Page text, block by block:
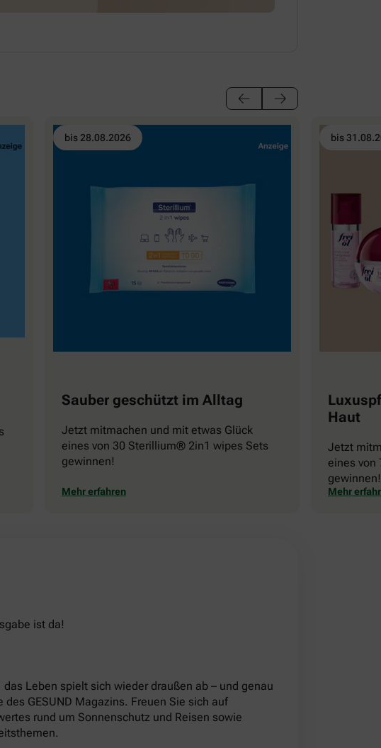
bis 28.08.2026
Sauber geschützt im Alltag
Jetzt mitmachen und mit etwas Glück
eines von 30 Sterillium® 2in1 wipes Sets
gewinnen!
Mehr erfahren
bis
Haut
Jetzt
eines von
gewinnen!
Mehr
ist da!
Leben spielt sich wieder draußen ab – und genau
GESUND Magazins. Freuen Sie sich auf
rund um Sonnenschutz und Reisen sowie